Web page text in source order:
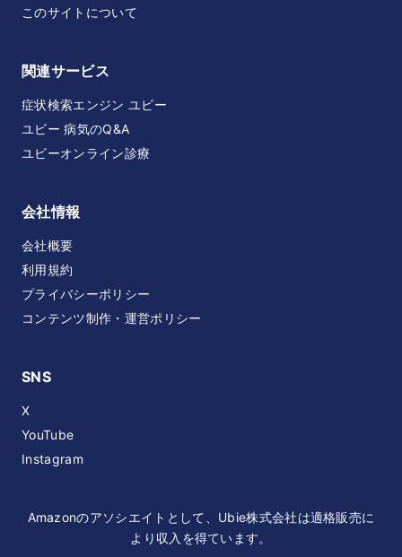
このサイトについて
関連サービス
症状検索エンジン ユビー
ユビー 病気のQ&A
ユビーオンライン診療
会社情報
会社概要
利用規約
プライバシーポリシー
コンテンツ制作・運営ポリシー
SNS
X
YouTube
Instagram
Amazonのアソシエイトとして、Ubie株式会社は適格販売に
より収入を得ています。